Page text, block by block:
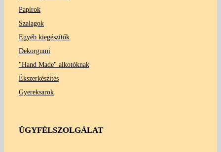
Papírok
Szalagok
Egyéb kiegészítők
Dekorgumi
"Hand Made" alkotóknak
Ékszerkészítés
Gyereksarok
ÜGYFÉLSZOLGÁLAT